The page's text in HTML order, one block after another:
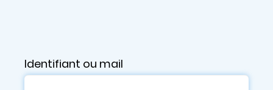
Identifiant ou mail